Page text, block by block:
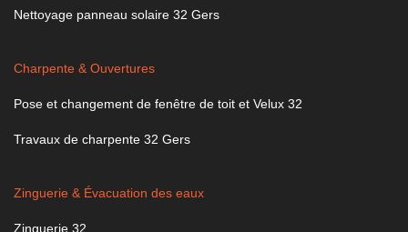
Nettoyage panneau solaire 32 Gers
Charpente & Ouvertures
Pose et changement de fenêtre de toit et Velux 32
Travaux de charpente 32 Gers
Zinguerie & Évacuation des eaux
Zinguerie 32